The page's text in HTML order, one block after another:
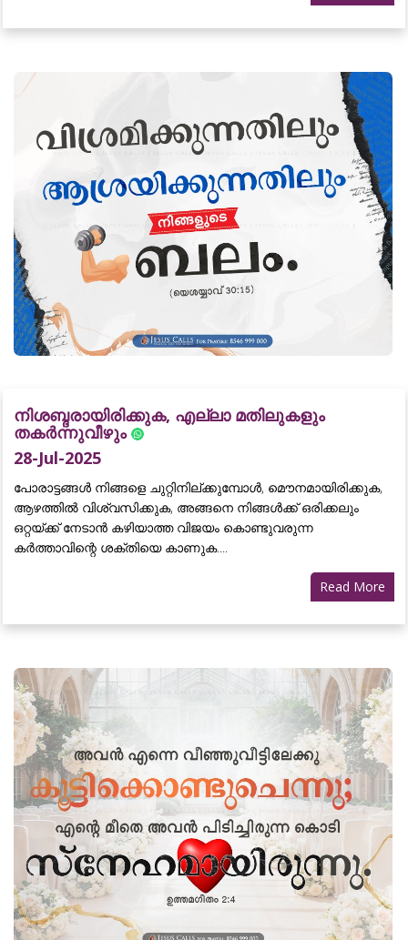
നിശബ്ദരായിരിക്കുക, എല്ലാ മതിലുകളും
തകർന്നുവീഴും
28-Jul-2025
പോരാട്ടങ്ങൾ നിങ്ങളെ ചുറ്റിനില്ക്കുമ്പോൾ, മൌനമായിരിക്കുക,
ആഴത്തിൽ വിശ്വസിക്കുക, അങ്ങനെ നിങ്ങൾക്ക് ഒരിക്കലും
ഒറ്റയ്ക്ക് നേടാൻ കഴിയാത്ത വിജയം കൊണ്ടുവരുന്ന
കർത്താവിന്റെ ശക്തിയെ കാണുക....
Read More